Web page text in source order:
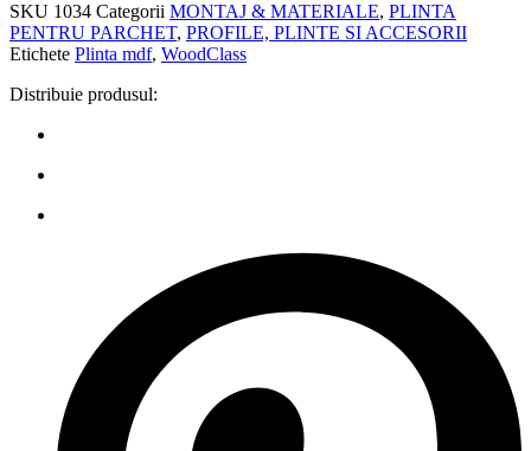
SKU 1034 Categorii MONTAJ & MATERIALE, PLINTA
PENTRU PARCHET, PROFILE, PLINTE SI ACCESORII
Etichete Plinta mdf, WoodClass
Distribuie produsul: